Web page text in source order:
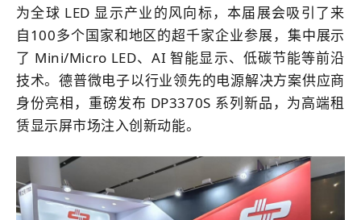
为全球 LED 显示产业的风向标，本届展会吸引了来
自100多个国家和地区的超千家企业参展，集中展示
了 Mini/Micro LED、AI 智能显示、低碳节能等前沿
技术。德普微电子以行业领先的电源解决方案供应商
身份亮相，重磅发布 DP3370S 系列新品，为高端租
赁显示屏市场注入创新动能。